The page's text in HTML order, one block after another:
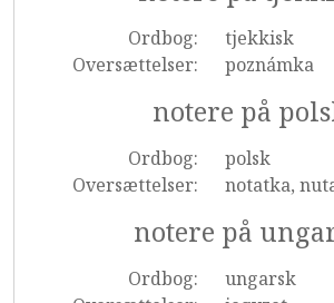
Ordbog:
tjekkisk
Oversættelser:
poznámka
notere på
Ordbog:
polsk
Oversættelser:
notatka,
notere på
Ordbog:
ungarsk